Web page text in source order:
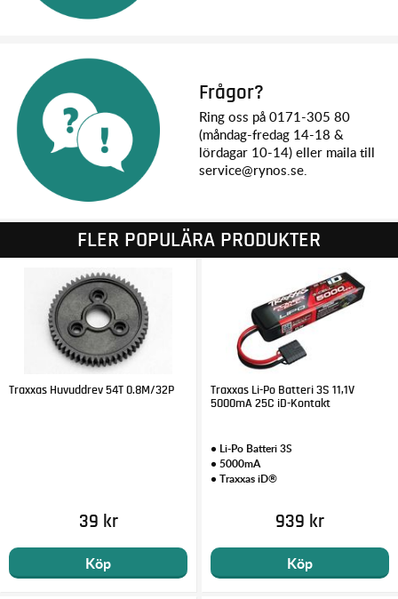
Frågor?
Ring oss på 0171-305 80
(måndag-fredag 14-18 &
lördagar 10-14) eller maila till
service@rynos.se.
FLER POPULÄRA PRODUKTER
Traxxas Huvuddrev 54T 0.8M/32P
39 kr
Köp
Traxxas Li-Po Batteri 3S 11,1V
5000mA 25C iD-Kontakt
• Li-Po Batteri 3S
• 5000mA
• Traxxas iD®
939 kr
Köp